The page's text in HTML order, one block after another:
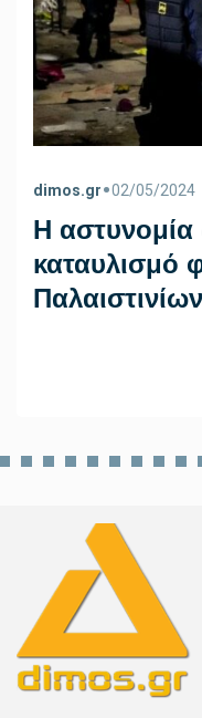
dimos.gr•02/05/2024
Η αστυνομία
καταυλισμό